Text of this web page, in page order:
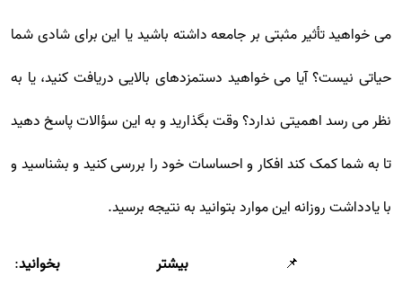
می خواهید تأثیر مثبتی بر جامعه داشته باشید یا این برای شادی شما
حیاتی نیست؟ آیا می خواهید دستمزدهای بالایی دریافت کنید، یا به
نظر می رسد اهمیتی ندارد؟ وقت بگذارید و به این سؤالات پاسخ دهید
تا به شما کمک کند افکار و احساسات خود را بررسی کنید و بشناسید و
با یادداشت روزانه این موارد بتوانید به نتیجه برسید.
📌 بیشتر بخوانید: